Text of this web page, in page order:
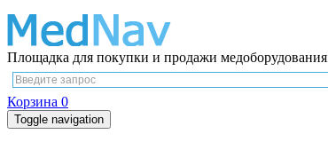
Площадка для покупки и продажи медоборудования
Корзина 0
Toggle navigation